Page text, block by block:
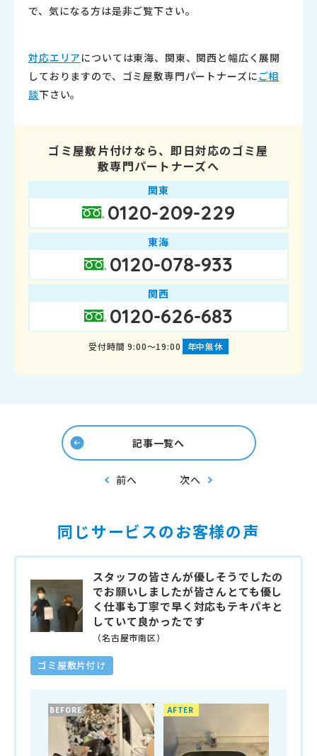
で、気になる方は是非ご覧下さい。
対応エリアについては東海、関東、関西と幅広く展開
しておりますので、ゴミ屋敷専門パートナーズに ご相
談下さい。
ゴミ屋敷片付けなら、即日対応のゴミ屋
敷専門パートナーズへ
関東
0120-209-229
東海
0120-078-933
関西
0120-626-683
受付時間 9:00～19:00 年中無休
記事一覧へ
前へ 次へ
同じサービスのお客様の声
スタッフの皆さんが優しそうでしたの
でお願いしましたが皆さんとても優し
く仕事も丁寧で早く対応もテキパキと
していて良かったです
（名古屋市南区）
ゴミ屋敷片付け
BEFORE AFTER